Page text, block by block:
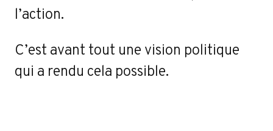
l’action.
C’est avant tout une vision politique
qui a rendu cela possible.